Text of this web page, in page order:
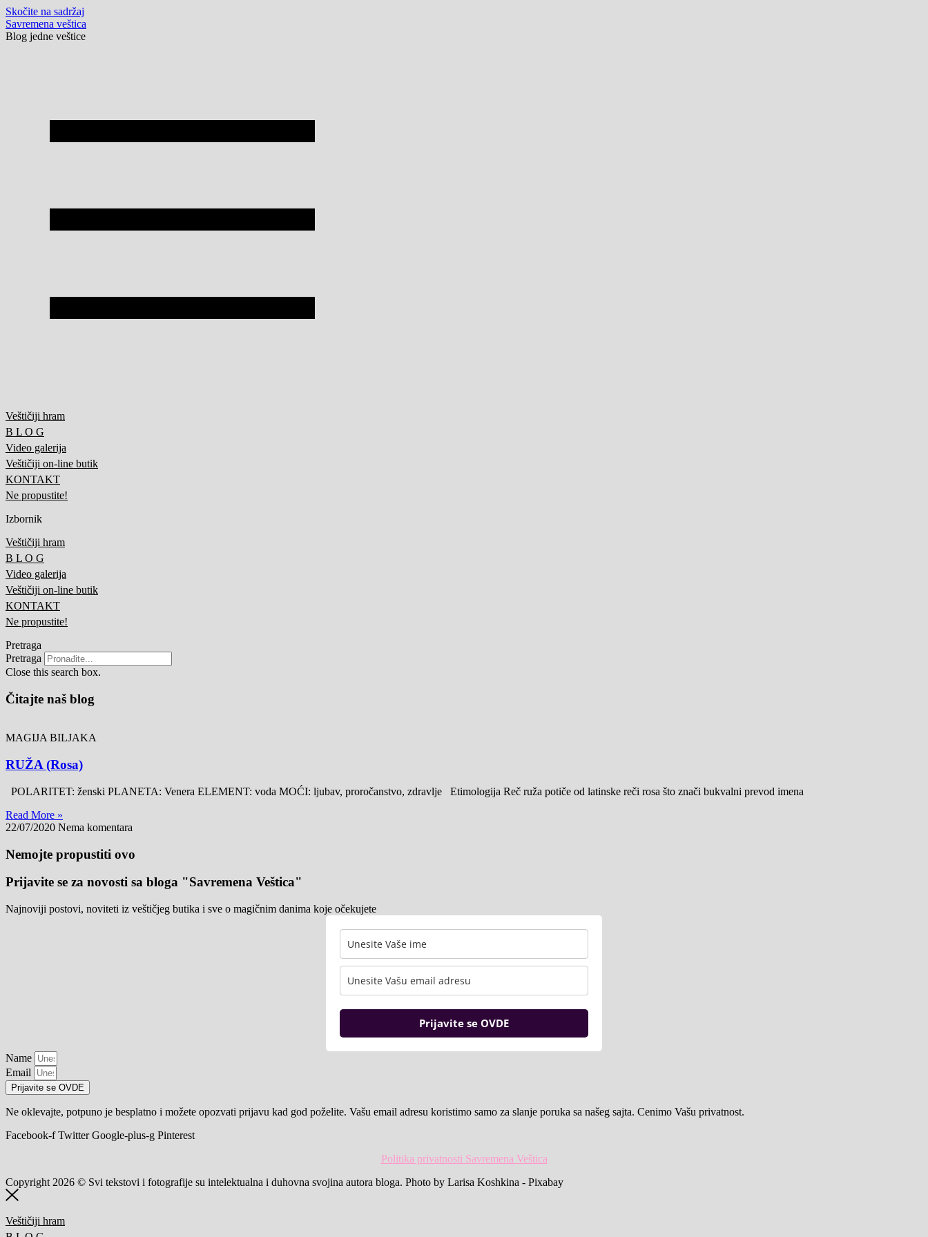
Skočite na sadržaj
Savremena veštica
Blog jedne veštice
Veštičiji hram
B L O G
Video galerija
Veštičiji on-line butik
KONTAKT
Ne propustite!
Izbornik
Veštičiji hram
B L O G
Video galerija
Veštičiji on-line butik
KONTAKT
Ne propustite!
Pretraga
Pretraga
Close this search box.
Čitajte naš blog
MAGIJA BILJAKA
RUŽA (Rosa)
POLARITET: ženski PLANETA: Venera ELEMENT: voda MOĆI: ljubav, proročanstvo, zdravlje Etimologija Reč ruža potiče od latinske reči rosa što znači bukvalni prevod imena
Read More »
22/07/2020 Nema komentara
Nemojte propustiti ovo
Prijavite se za novosti sa bloga "Savremena Veštica"
Najnoviji postovi, noviteti iz veštičjeg butika i sve o magičnim danima koje očekujete
Prijavite se OVDE
Name
Email
Prijavite se OVDE
Ne oklevajte, potpuno je besplatno i možete opozvati prijavu kad god poželite. Vašu email adresu koristimo samo za slanje poruka sa našeg sajta. Cenimo Vašu privatnost.
Facebook-f Twitter Google-plus-g Pinterest
Politika privatnosti Savremena Veštica
Copyright 2026 © Svi tekstovi i fotografije su intelektualna i duhovna svojina autora bloga. Photo by Larisa Koshkina - Pixabay
Veštičiji hram